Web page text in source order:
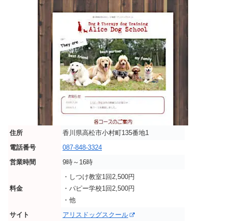
住所
香川県高松市小村町135番地1
電話番号
087-848-3324
営業時間
9時～16時
料金
・しつけ教室1回2,500円
・パピー学校1回2,500円
・他
サイト
アリスドッグスクール